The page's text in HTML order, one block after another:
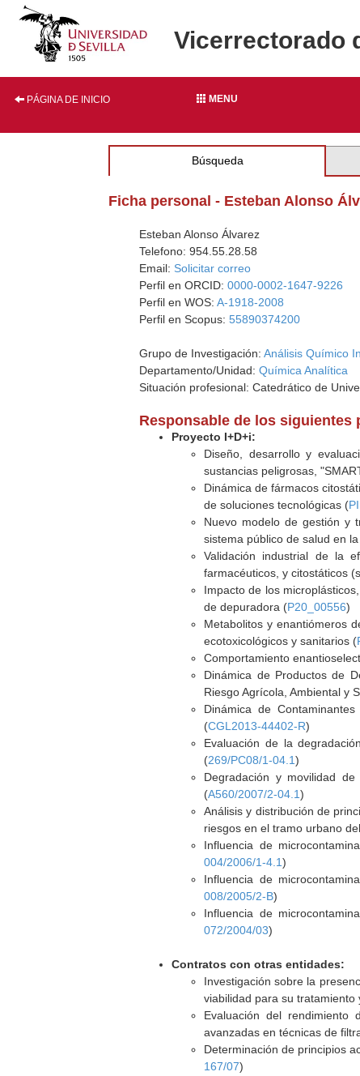
Vicerrectorado
PÁGINA DE INICIO MENU
Búsqueda
Ficha personal - Esteban Alonso
Esteban Alonso Álvarez
Telefono: 954.55.28.58
Email: Solicitar correo
Perfil en ORCID:0000-0002-1647-9226
Perfil en WOS:A-1918-2008
Perfil en Scopus:55890374200
Grupo de Investigación:Análisis Químico
Departamento/Unidad:Química Analítica
Situación profesional: Catedrático de
Responsable de los siguientes
Proyecto I+D+i:
Diseño, desarrollo y
sustancias peligrosas,
Dinámica de fármacos
de soluciones tecnológicas (
Nuevo modelo de gestión y
sistema público de salud en
Validación industrial de la
farmacéuticos, y citostáticos
Impacto de los
de depuradora (P20_00556)
Metabolitos y enantiómeros
ecotoxicológicos y sanitarios (
Comportamiento
Dinámica de Productos de
Riesgo Agrícola, Ambiental y
Dinámica de
(CGL2013-44402-R)
Evaluación de la
(269/PC08/1-04.1)
Degradación y movilidad
(A560/2007/2-04.1)
Análisis y distribución de
riesgos en el tramo urbano
Influencia de
004/2006/1-4.1)
Influencia de
008/2005/2-B)
Influencia de
072/2004/03)
Contratos con otras entidades:
Investigación sobre la
viabilidad para su tratamiento
Evaluación del rendimiento
avanzadas en técnicas de
Determinación de principios
167/07)